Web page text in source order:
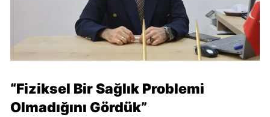
“Fiziksel Bir Sağlık Problemi
Olmadığını Gördük”